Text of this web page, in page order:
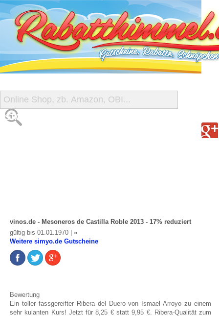
START
vinos.de - Mesoneros de Castilla Roble 2013 - 17% reduziert
gültig bis 01.01.1970 | »
Weitere simyo.de Gutscheine
Bewertung
Ein toller fassgereifter Ribera del Duero von Ismael Arroyo zu einem
sehr kulanten Kurs! Jetzt für 8,25 € statt 9,95 €. Ribera-Qualität zum